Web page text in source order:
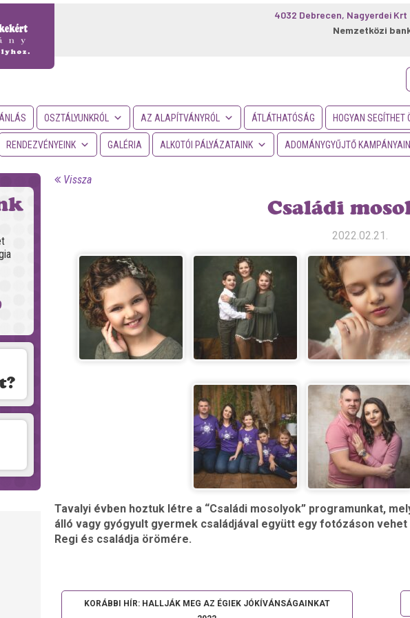
4032 Debrecen, Nagyerdei Krt
Nemzetközi
OSZTÁLYUNKRÓL AZ ALAPÍTVÁNYRÓL ÁTLÁTHATÓSÁG HOGYAN SEGÍTHET
RENDEZVÉNYEINK GALÉRIA ALKOTÓI PÁLYÁZATAINK ADOMÁNYGYŰJTŐ
Vissza
Családi
2022.02.21.
Tavalyi évben hoztuk létre a “Családi mosolyok” programunkat,
álló vagy gyógyult gyermek családjával együtt egy fotózáson
Regi és családja örömére.
KORÁBBI HÍR: HALLJÁK MEG AZ ÉGIEK JÓKÍVÁNSÁGAINKAT